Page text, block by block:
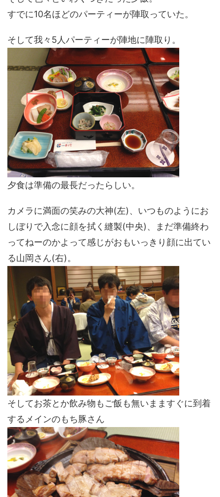
すでに10名ほどのパーティーが陣取っていた。
そして我々5人パーティーが陣地に陣取り。
夕食は準備の最長だったらしい。
カメラに満面の笑みの大神(左)、いつものようにお
しぼりで入念に顔を拭く縫製(中央)、まだ準備終わ
ってねーのかよって感じがおもいっきり顔に出てい
る山岡さん(右)。
そしてお茶とか飲み物もご飯も無いまますぐに到着
するメインのもち豚さん